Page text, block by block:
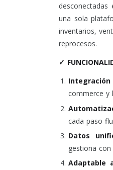
desconectadas
una sola
inventarios,
reprocesos.
✓
commerce y
cada paso
Datos
gestiona
Adaptable